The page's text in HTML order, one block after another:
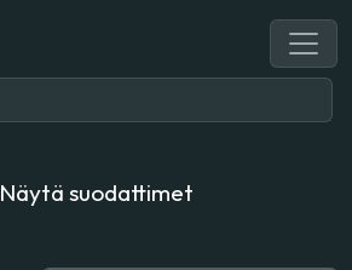
Näytä suodattimet